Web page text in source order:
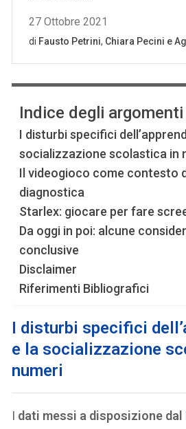
Indice degli argomenti
I disturbi specifici
socializzazione scolastica in
Il videogioco come contesto
diagnostica
Starlex: giocare per fare
Da oggi in poi: alcune
conclusive
Disclaimer
Riferimenti Bibliografici
I disturbi specifici
e la socializzazione
numeri
I dati messi a disposizione dal